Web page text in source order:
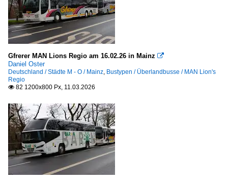
Gfrerer MAN Lions Regio am 16.02.26 in Mainz 
Daniel Oster
Deutschland / Städte M - O / Mainz, Bustypen / Überlandbusse / MAN Lion's
Regio
 82 1200x800 Px, 11.03.2026